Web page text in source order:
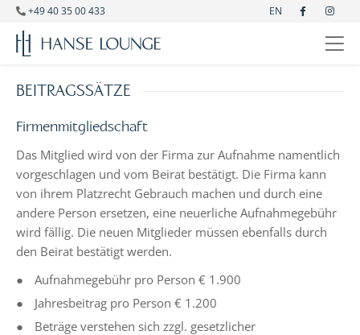
+49 40 35 00 433 EN
BEITRAGSSÄTZE
Firmenmitgliedschaft
Das Mitglied wird von der Firma zur Aufnahme namentlich
vorgeschlagen und vom Beirat bestätigt. Die Firma kann
von ihrem Platzrecht Gebrauch machen und durch eine
andere Person ersetzen, eine neuerliche Aufnahmegebühr
wird fällig. Die neuen Mitglieder müssen ebenfalls durch
den Beirat bestätigt werden.
Aufnahmegebühr pro Person € 1.900
Jahresbeitrag pro Person € 1.200
Beträge verstehen sich zzgl. gesetzlicher